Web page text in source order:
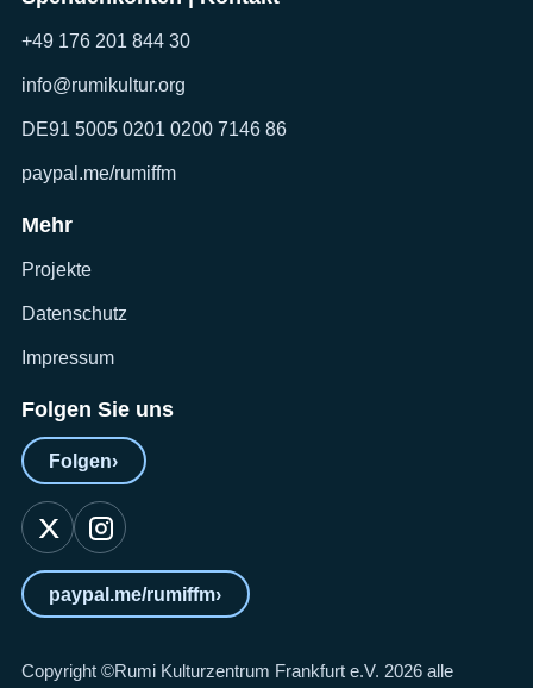
+49 176 201 844 30
info@rumikultur.org
DE91 5005 0201 0200 7146 86
paypal.me/rumiffm
Mehr
Projekte
Datenschutz
Impressum
Folgen Sie uns
Folgen›
paypal.me/rumiffm›
Copyright ©Rumi Kulturzentrum Frankfurt e.V. 2026 alle